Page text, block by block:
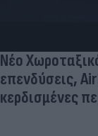
Νέο
επενδύσεις,
κερδισμένες